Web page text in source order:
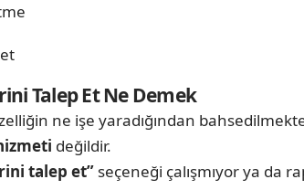
Talep Et Ne Demek
ne işe yaradığından
değildir.
talep et” seçeneği çalışmıyor ya da